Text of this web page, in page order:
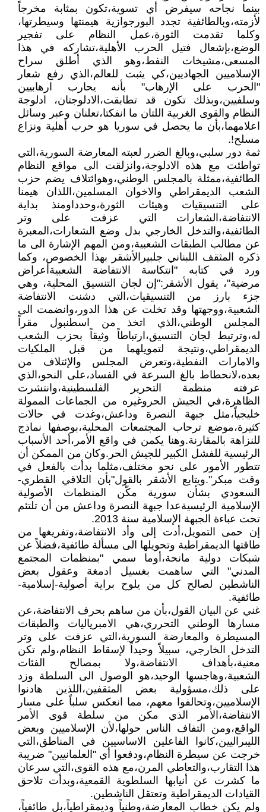
بينما نجاحه سيفرض أي تسوية،تكون بمثابة مخرجاً
لأزمته،وبالطائفية تجدد البورجوازية هيمنتها وسيطرتها،
وكلما تقدمت الثورة،عمل النظام على تفجير
الوضع،بإشعال فتيل الحرب الأهلية،تشاركه في هذا
المسعى،مشيخات النفط،وهو الذي أطلق سراح
الإسلاميين الجهاديين،كي يثبت للعالم،الذي رفع شعار
"الحرب على الإرهاب" بأنه يحارب ارهابيين
وسلفيين،وبذلك تكون قد تطابقت،الادلوجتان، ادلوجة
النظام والقوى الغربية اللتان ما انفكتا،تعلنان وعبر وسائل
اعلامهما،بأن ما يحصل في سوريا هو حرب أهلية ونزاع
مسلح!.
ثمة دور سلبي،وبالغ الضرر لعبته المعارضة السورية،التي
تواطئت مع هذه الادلوجة،وانزلقت الى مواقع النظام
الطائفية،ممثلة بالمجلس الوطني،وهوائتلاف يضم حزب
الشعب الديمقراطي والاخوان المسلمين،اللذان هيمنا
على التنسيقيات وهيئات الثورة،وحدداومنذ بداية
الانتفاضة،الشعارات التي عزفت على وتر
الطائفية،والتدخل الخارجي بدل وضع الشعارات،المعبرة
عن مطالب الطبقات الشعبية،ومن المهم الإشارة الى ما
ذكره المثقف اللبناني جلبيرالأشقر بهذا الخصوص، وكما
ورد في كتابه "انتكاسة الانتفاضة الشعبيةأعراض
مرضية"، يقول الأشقر:"إن لجان التنسيق المحلية، وهي
جزء بارز من التنسيقيات،التي دشنت الانتفاضة
الشعبية،ووجهتها وقد تخلت عن هذا الدور،وانضمت الى
المجلس الوطني،الذي اتخذ من اسطنبول مقراً
له،وترتبط لجان التنسيق،ارتباطاً وثيقاً بحزب الشعب
الديمقراطي،ونتيجة لتمويلهما من قبل الملكيات
والامارات النفطية،وتعرض المجلس والإئتلاف من
بعده،لانحطاط بالغ السرعة في الفساد،على النحو،الذي
عرفته منظمة التحرير الفلسطينية،وانتشرت
الظاهرة،في الجيش الحروغيره من الجماعات الممولة
خليجياً،مثل جبهة النصرة وداعش،وغدت في حالات
كثيرة،موضع ترحاب المجتمعات المحلية،بوصفها نماذج
للنزاهة بالمقارنة.وهنا يكمن في واقع الأمر،أحد الأسباب
الرئيسية للفشل الكبير للجيش الحر.وكان من الممكن أن
تتطور الأمور على نحو مختلف،مثلما بدأت بالفعل في
وقت مبكر".ويتابع الأشقر بالقول"بأن التلاقي القطري-
السعودي بشأن سورية مكّن المنظمات الأصولية
الإسلامية الرئيسيةعدا جبهة النصرة وداعش من أن تلتئم
تحت عباءة الجبهة الإسلامية سنة 2013.
إن حمى التمويل،أدت إلى وأد الانتفاضة،وتفريغها من
طاقتها الديمقراطية وتحويلها الى مسألة طائفية،فضلاً عن
شبكات دولية مانحة،أوما سمي "بمنظمات المجتمع
المدني" التي ساهمت بغسيل ادمغة وعقول بعض
الناشطين لصالح كل من يلوح براية أصولية-إسلامية-
طائفية.
غني عن البيان القول،بأن من ساهم بحرف الانتفاضة،عن
مسارها الوطني التحرري،هي الامبرياليات والطبقات
المسيطرة والمعارضة السورية،التي عزفت على وتر
التدخل الخارجي، سبيلاً وحيداً لإسقاط النظام،ولم تكن
معنية،بأهداف الانتفاضة،ولا بمصالح الفئات
الشعبية،وهاجسها الوحيد،هو الوصول الى السلطة وزد
على ذلك،مسؤولية بعض المثقفين،اللذين هادنوا
الإسلاميين،وتحالفوا معهم، مما انعكس سلباً على مسار
الانتفاضة،الأمر الذي مكن من سلطة قوى الأمر
الواقع،ومن التفاف الناس حولها،لأن الإسلاميين وبعض
الليبراليين،كانوا الفاعلين الاساسيين في المناطق،التي
خرجت عن سيطرة النظام،ودفعوا أي "العلمانيين" ضريبة
هذا التقارب،والتعاطي المرن،مع هذه القوى،التي سرعان
ما كشرت عن أنيابها السلطوية القمعية،وبدأت تلاحق
القيادات الديمقراطية وتعتقل الناشطين.
ولم يكن خطاب المعارضة،وطنياً وديمقراطياً،بل طائفياً،